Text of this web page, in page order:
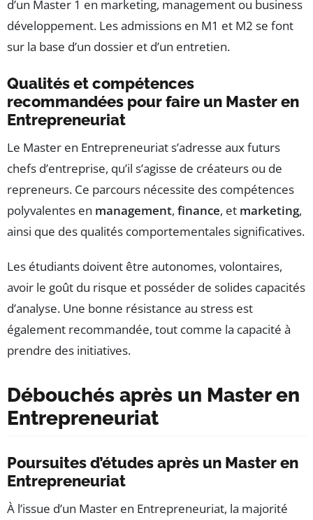
d’un Master 1 en marketing, management ou business
développement. Les admissions en M1 et M2 se font
sur la base d’un dossier et d’un entretien.
Qualités et compétences
recommandées pour faire un Master en
Entrepreneuriat
Le Master en Entrepreneuriat s’adresse aux futurs
chefs d’entreprise, qu’il s’agisse de créateurs ou de
repreneurs. Ce parcours nécessite des compétences
polyvalentes en management, finance, et marketing,
ainsi que des qualités comportementales significatives.
Les étudiants doivent être autonomes, volontaires,
avoir le goût du risque et posséder de solides capacités
d’analyse. Une bonne résistance au stress est
également recommandée, tout comme la capacité à
prendre des initiatives.
Débouchés après un Master en
Entrepreneuriat
Poursuites d’études après un Master en
Entrepreneuriat
À l’issue d’un Master en Entrepreneuriat, la majorité